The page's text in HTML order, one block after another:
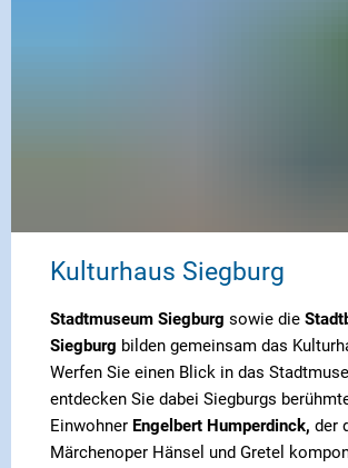
Kulturhaus Siegburg
Stadtmuseum Siegburg sowie die
Siegburg bilden gemeinsam das
Werfen Sie einen Blick in das
entdecken Sie dabei Siegburgs
Einwohner Engelbert Humperdinck, der
Märchenoper Hänsel und Gretel